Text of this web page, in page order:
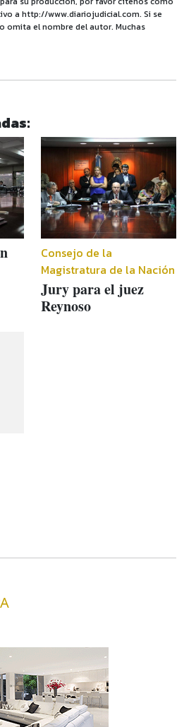
a http://www.diariojudicial.com. Si se
omita el nombre del autor. Muchas
Consejo de la
Magistratura de la Nación
Jury para el juez
Reynoso